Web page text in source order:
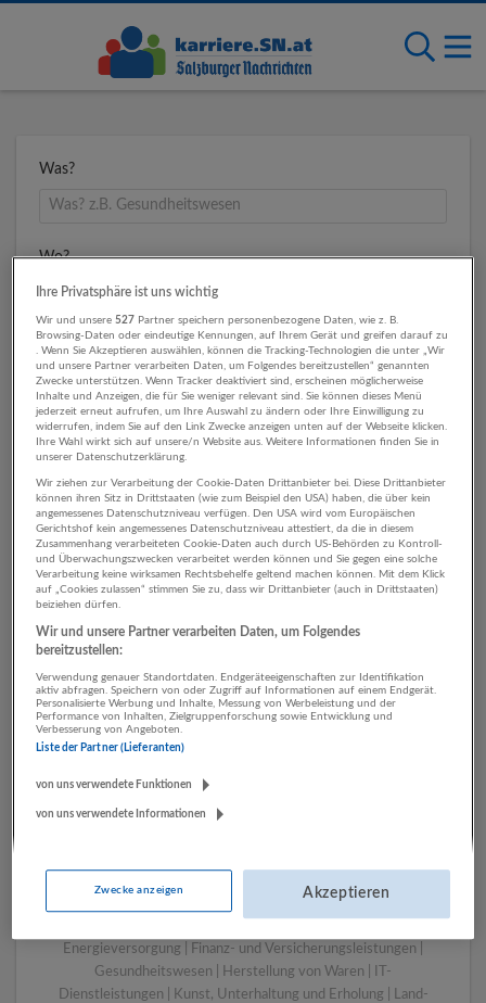
Was?
Wo?
Umkreis
1 Vertrieb, Verkauf,
Kundenbetreuung Kunst,
Unterhaltung und Erholung
LUGSTEIN CONSULTING
Energieversorgung | Finanz- und Versicherungsleistungen |
Gesundheitswesen | Herstellung von Waren | IT-
Dienstleistungen | Kunst, Unterhaltung und Erholung | Land-
Ihre Privatsphäre ist uns wichtig
Wir und unsere 527 Partner speichern personenbezogene Daten, wie z. B.
Browsing-Daten oder eindeutige Kennungen, auf Ihrem Gerät und greifen darauf zu
. Wenn Sie Akzeptieren auswählen, können die Tracking-Technologien die unter „Wir
und unsere Partner verarbeiten Daten, um Folgendes bereitzustellen“ genannten
Zwecke unterstützen. Wenn Tracker deaktiviert sind, erscheinen möglicherweise
Inhalte und Anzeigen, die für Sie weniger relevant sind. Sie können dieses Menü
jederzeit erneut aufrufen, um Ihre Auswahl zu ändern oder Ihre Einwilligung zu
widerrufen, indem Sie auf den Link Zwecke anzeigen unten auf der Webseite klicken.
Ihre Wahl wirkt sich auf unsere/n Website aus. Weitere Informationen finden Sie in
unserer Datenschutzerklärung.
Wir ziehen zur Verarbeitung der Cookie-Daten Drittanbieter bei. Diese Drittanbieter
können ihren Sitz in Drittstaaten (wie zum Beispiel den USA) haben, die über kein
angemessenes Datenschutzniveau verfügen. Den USA wird vom Europäischen
Gerichtshof kein angemessenes Datenschutzniveau attestiert, da die in diesem
Zusammenhang verarbeiteten Cookie-Daten auch durch US-Behörden zu Kontroll-
und Überwachungszwecken verarbeitet werden können und Sie gegen eine solche
Verarbeitung keine wirksamen Rechtsbehelfe geltend machen können. Mit dem Klick
auf „Cookies zulassen“ stimmen Sie zu, dass wir Drittanbieter (auch in Drittstaaten)
beiziehen dürfen.
Wir und unsere Partner verarbeiten Daten, um Folgendes
bereitzustellen:
Verwendung genauer Standortdaten. Endgeräteeigenschaften zur Identifikation
aktiv abfragen. Speichern von oder Zugriff auf Informationen auf einem Endgerät.
Personalisierte Werbung und Inhalte, Messung von Werbeleistung und der
Performance von Inhalten, Zielgruppenforschung sowie Entwicklung und
Verbesserung von Angeboten.
Liste der Partner (Lieferanten)
von uns verwendete Funktionen
von uns verwendete Informationen
Zwecke anzeigen Akzeptieren